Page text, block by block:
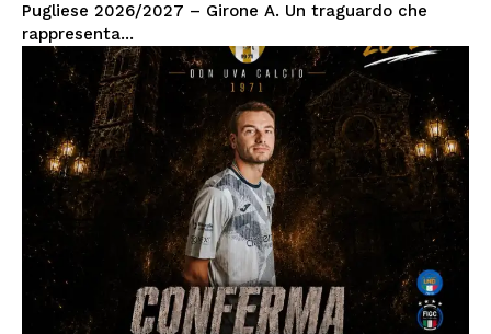
Pugliese 2026/2027 – Girone A. Un traguardo che
rappresenta...